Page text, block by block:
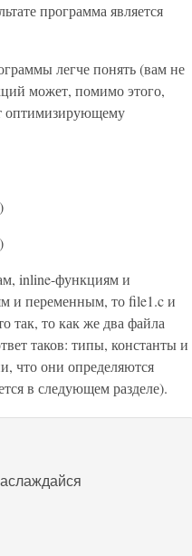
программа является
легче понять (вам не
может, помимо этого,
оптимизирующему
inline-функциям и
и переменным, то file1.c и
так, то как же два файла
таков: типы, константы и
что они определяются
в следующем разделе).